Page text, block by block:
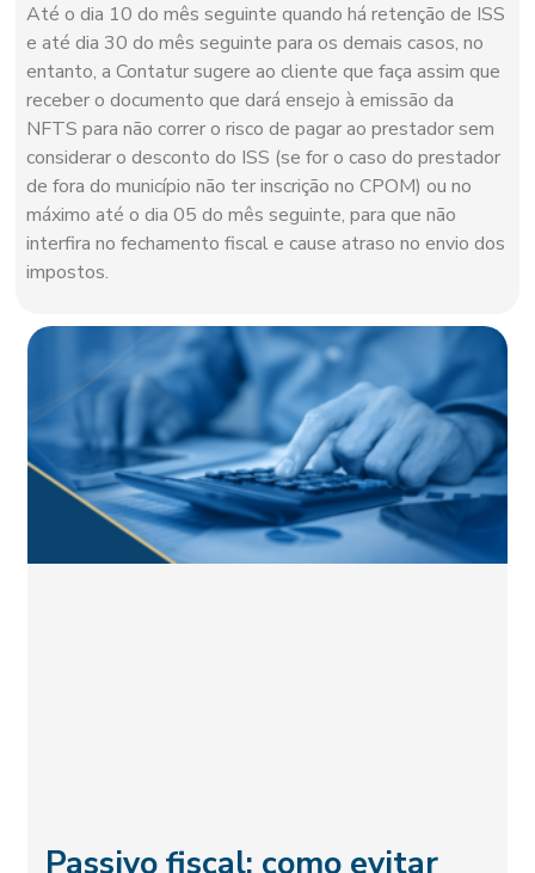
Até o dia 10 do mês seguinte quando há retenção de ISS
e até dia 30 do mês seguinte para os demais casos, no
entanto, a Contatur sugere ao cliente que faça assim que
receber o documento que dará ensejo à emissão da
NFTS para não correr o risco de pagar ao prestador sem
considerar o desconto do ISS (se for o caso do prestador
de fora do município não ter inscrição no CPOM) ou no
máximo até o dia 05 do mês seguinte, para que não
interfira no fechamento fiscal e cause atraso no envio dos
impostos.
Passivo fiscal: como evitar